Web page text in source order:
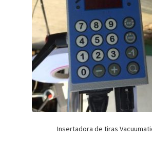
Insertadora de tiras